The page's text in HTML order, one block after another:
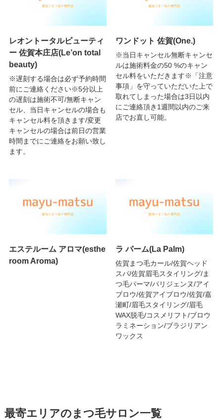
レオントータルビューティ
ー 佐賀本庄店(Le’on total
beauty)
※遅刻する場合は必ず予約時間
前にご連絡ください※5分以上
の遅刻は施術不可/無断キャン
セル、当日キャンセルの場合も
キャンセル料を頂きます/変更
キャンセルの場合は前日の営業
時間までにご連絡をお願い致し
ます。
ワンドット 佐賀(One.)
※当日キャンセル無断キャンセ
ルは施術料金の50 %のキャン
セル料をいただきます※「注意
事項」を守っていただいた上で
取れてしまった場合は3日以内
にご連絡頂き1週間以内のご来
店でお直し可能。
エステルーム アロマ(esthe
room Aroma)
ラ パーム(La Palm)
佐賀まつ毛カール/佐賀ヘッド
スパ/佐賀眉毛スタイリング/ま
つ毛パーマ/パリジェンヌ/アイ
ブロウ/佐賀アイブロウ/佐賀/嘉
瀬町/眉毛スタイリング/眉毛
WAX脱毛/コスメリフト/ブロウ
ラミネーション/ブラジリアン
ワックス
最寄エリアのまつ毛サロン一覧